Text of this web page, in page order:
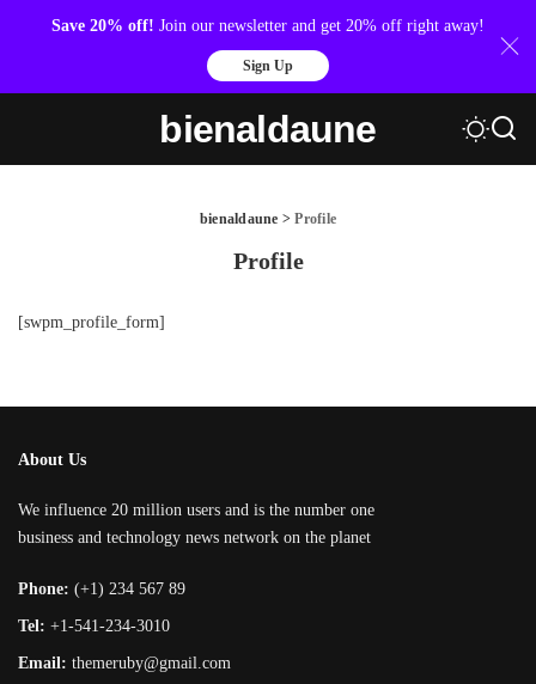
Save 20% off! Join our newsletter and get 20% off right away!
Sign Up
bienaldaune
bienaldaune >Profile
Profile
[swpm_profile_form]
About Us
We influence 20 million users and is the number one
business and technology news network on the planet
Phone: (+1) 234 567 89
Tel: +1-541-234-3010
Email: themeruby@gmail.com